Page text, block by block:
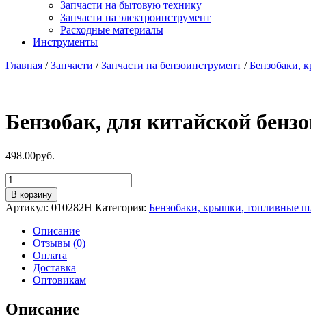
Запчасти на бытовую технику
Запчасти на электроинструмент
Расходные материалы
Инструменты
Главная /Запчасти /Запчасти на бензоинструмент /Бензобаки,
Бензобак, для китайской
498.00руб.
Количество
товара
Бензобак,
для
китайской
бензокосы
объемом
двигателя
52
см3,
В корзину
Артикул: 010282H Категория: Бензобаки, крышки, топливные
Описание
Отзывы (0)
Оплата
Доставка
Оптовикам
Описание